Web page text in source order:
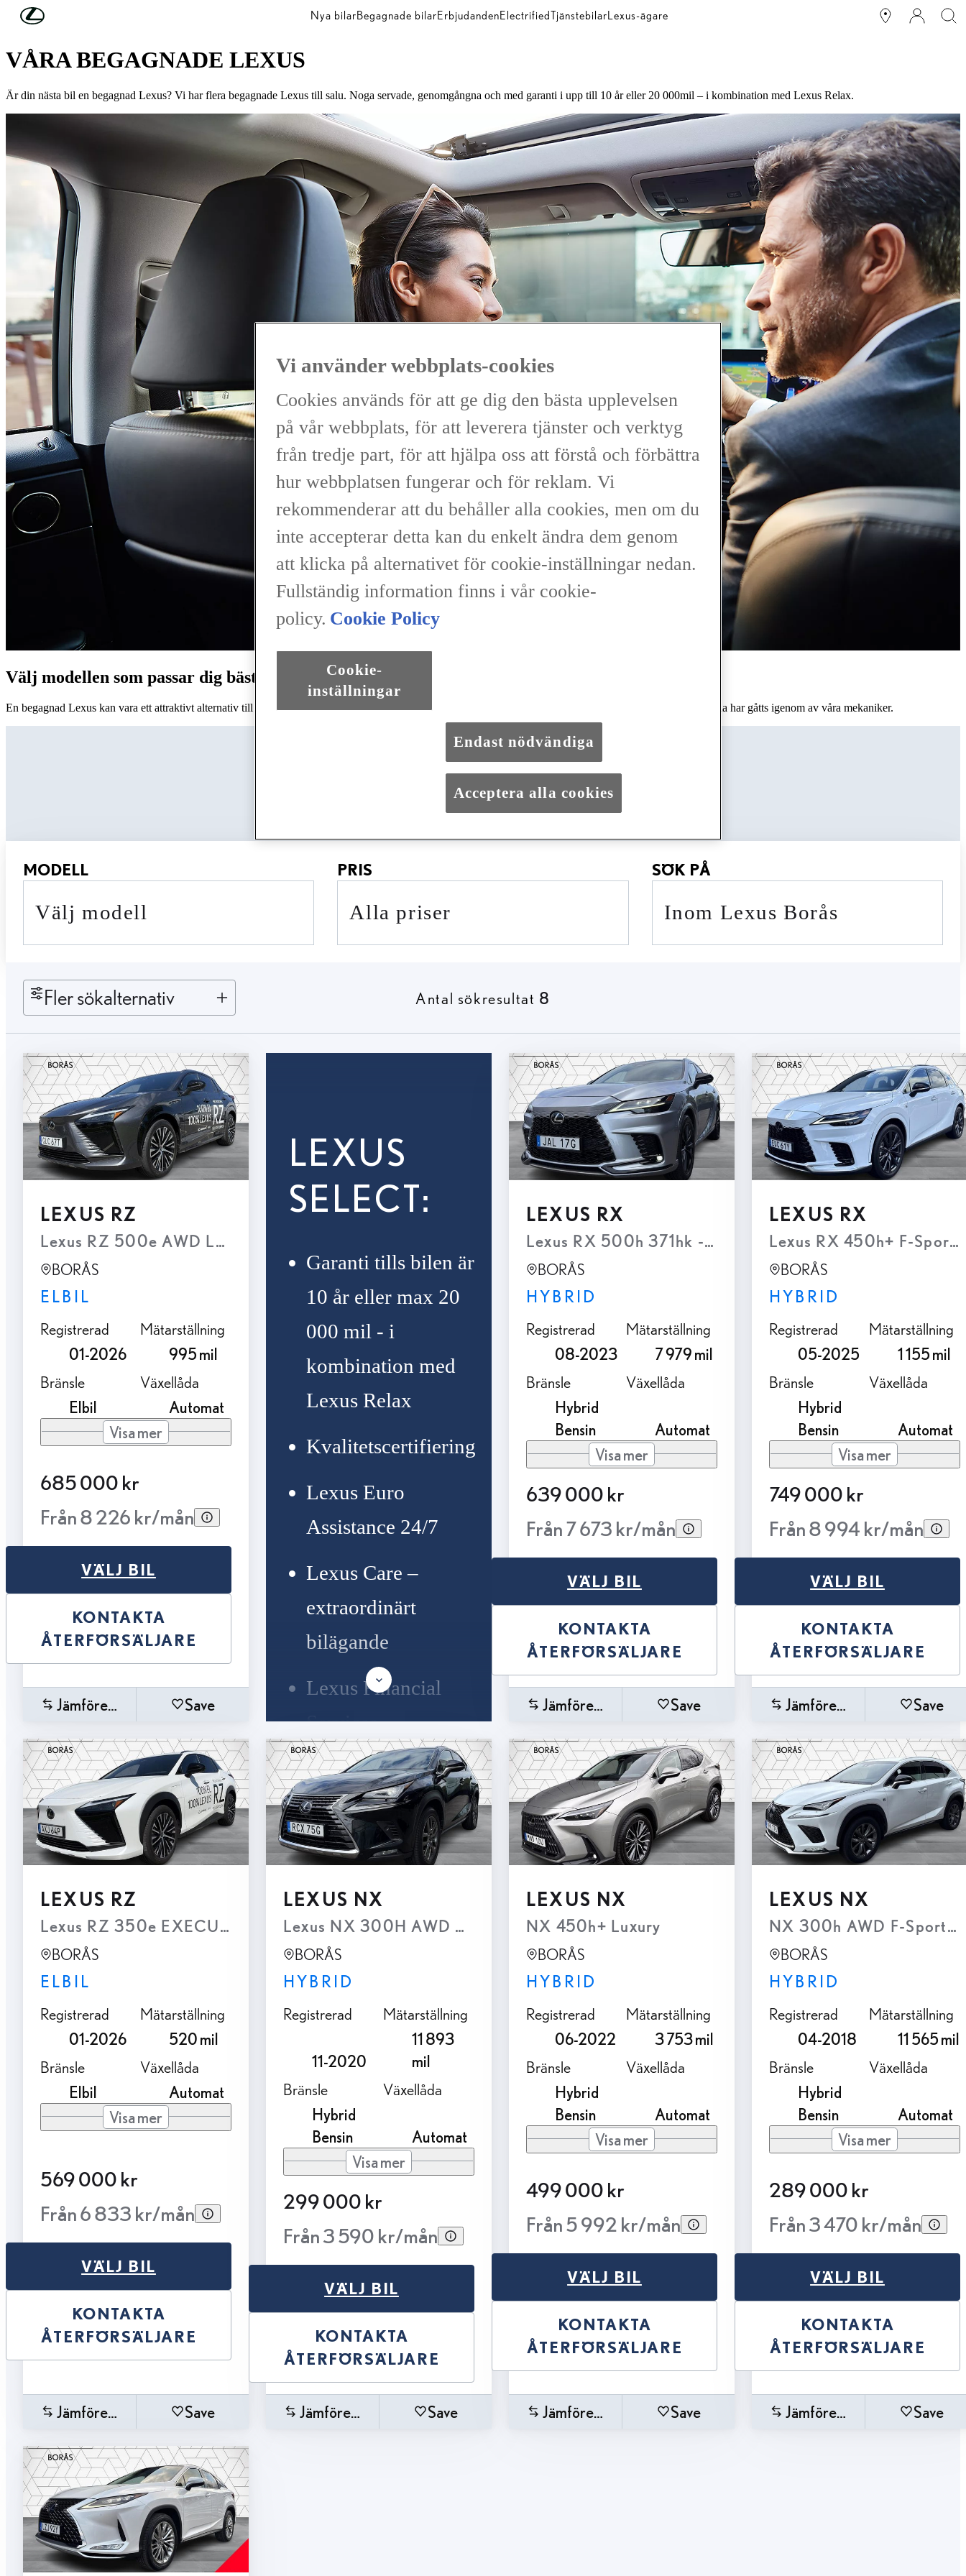
Hoppa till huvudinnehåll Nya bilarBegagnade bilarErbjudandenElectrifiedTjänstebilarLexus-ägare
UPPTÄCK UTBUDET NEDAN
VÅRA BEGAGNADE LEXUS
Är din nästa bil en begagnad Lexus? Vi har flera begagnade Lexus till salu. Noga servade, genomgångna och med garanti i upp till 10 år eller 20 000mil – i kombination med Lexus Relax.
Välj modellen som passar dig bäst
En begagnad Lexus kan vara ett attraktivt alternativ till en vanlig ny bil. Vi har flera modeller och drivlinor att välja mellan. Inte minst spännande hybrider. Alla har gåtts igenom av våra mekaniker.
Våra Begagnade bilar
MODELL
Välj modell
PRIS
Alla priser
SÖK PÅ
inom Lexus Borås
Fler sökalternativ Antal sökresultat 8
LEXUS RZ
Lexus RZ 500e AWD LUXURY STBW, Mark Levinson, Moms
BORÅS
ELBIL
Registrerad
01-2026
Mätarställning
995 mil
Bränsle
Elbil
Växellåda
Automat
Visa mer
685 000 kr
Från 8 226 kr/mån
VÄLJ BIL
KONTAKTA
ÅTERFÖRSÄLJARE
Jämförelse Save
LEXUS
SELECT:
Garanti tills bilen är
10 år eller max 20
000 mil - i
kombination med
Lexus Relax
Kvalitetscertifiering
Lexus Euro
Assistance 24/7
Lexus Care –
extraordinärt
bilägande
Lexus Financial
Services –
skräddarsydda
finansieringslösningar
Lexus Bilförsäkring
Premium – den bästa
försäkringslösningen
LEXUS RX
Lexus RX 500h 371hk - F Sport Panorama, Drag, ML,
BORÅS
HYBRID
Registrerad
08-2023
Mätarställning
7 979 mil
Bränsle
Hybrid
Bensin
Växellåda
Automat
Visa mer
639 000 kr
Från 7 673 kr/mån
VÄLJ BIL
KONTAKTA
ÅTERFÖRSÄLJARE
Jämförelse Save
LEXUS RX
Lexus RX 450h+ F-Sport
BORÅS
HYBRID
Registrerad
05-2025
Mätarställning
1 155 mil
Bränsle
Hybrid
Bensin
Växellåda
Automat
Visa mer
749 000 kr
Från 8 994 kr/mån
VÄLJ BIL
KONTAKTA
ÅTERFÖRSÄLJARE
Jämförelse Save
LEXUS RZ
Lexus RZ 350e EXECUTIVE TEKNIKPAKET, Moms
BORÅS
ELBIL
Registrerad
01-2026
Mätarställning
520 mil
Bränsle
Elbil
Växellåda
Automat
Visa mer
569 000 kr
Från 6 833 kr/mån
VÄLJ BIL
KONTAKTA
ÅTERFÖRSÄLJARE
Jämförelse Save
LEXUS NX
Lexus NX 300H AWD Executive Navigation MOMS Apple Carplay
BORÅS
HYBRID
Registrerad
11-2020
Mätarställning
11 893
mil
Bränsle
Hybrid
Bensin
Växellåda
Automat
Visa mer
299 000 kr
Från 3 590 kr/mån
VÄLJ BIL
KONTAKTA
ÅTERFÖRSÄLJARE
Jämförelse Save
LEXUS NX
NX 450h+ Luxury
BORÅS
HYBRID
Registrerad
06-2022
Mätarställning
3 753 mil
Bränsle
Hybrid
Bensin
Växellåda
Automat
Visa mer
499 000 kr
Från 5 992 kr/mån
VÄLJ BIL
KONTAKTA
ÅTERFÖRSÄLJARE
Jämförelse Save
LEXUS NX
NX
BORÅS
HYBRID
Registrerad
04-2018
Mätarställning
11 565 mil
Bränsle
Hybrid
Bensin
Växellåda
Automat
Visa mer
289 000 kr
Från 3 470 kr/mån
VÄLJ BIL
KONTAKTA
ÅTERFÖRSÄLJARE
Jämförelse Save
Vi använder webbplats-cookies
Cookies används för att ge dig den bästa upplevelsen
på vår webbplats, för att leverera tjänster och verktyg
från tredje part, för att hjälpa oss att förstå och förbättra
hur webbplatsen fungerar och för reklam. Vi
rekommenderar att du behåller alla cookies, men om du
inte accepterar detta kan du enkelt ändra dem genom
att klicka på alternativet för cookie-inställningar nedan.
Fullständig information finns i vår cookie-
policy. Cookie Policy
Cookie-
inställningar
Endast nödvändiga
Acceptera alla cookies